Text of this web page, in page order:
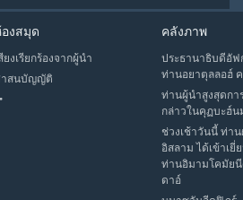
งสมุด
ยงเรียกร้องจากผู้นำ
สนบัญญัติ
คลังภาพ
ประธานาธิบดีอัฟ
ท่านอยาตุลลอฮ์ ค
ท่านผู้นำสูงสุดกา
กล่าวในคุฏบะฮ์
ช่วงเช้าวันนี้ ท่า
อิสลาม ได้เข้าเยี่
ท่านอิมามโคมัย
ดาอ์